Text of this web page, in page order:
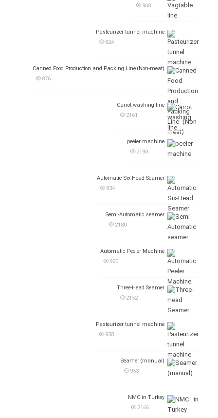
968
Pasteurizer tunnel machine
824
Canned Food Production and Packing Line (Non-meat)
876
Carrot washing line
2161
peeler machine
2190
Automatic Six-Head Seamer
834
Semi-Automatic seamer
2180
Automatic Peeler Machine
920
Three-Head Seamer
2152
Pasteurizer tunnel machine
958
Seamer (manual)
953
NMC in Turkey
2166